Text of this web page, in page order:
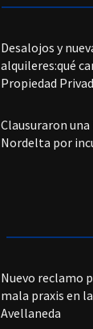
Desalojos y
alquileres:qué
Propiedad
Clausuraron
Nordelta por
Nuevo reclamo
mala praxis en
Avellaneda